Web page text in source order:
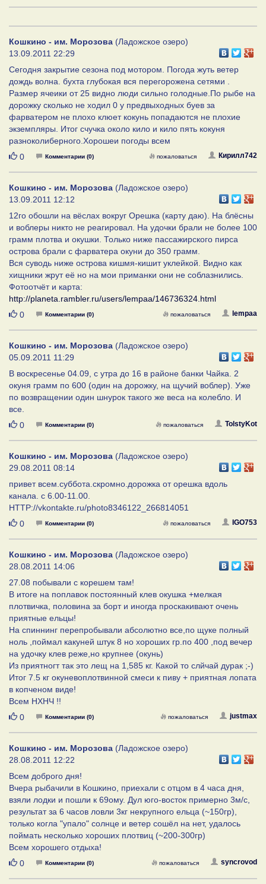
Кошкино - им. Морозова (Ладожское озеро)
13.09.2011 22:29
Сегодня закрытие сезона под мотором. Погода жуть ветер
дождь волна. бухта глубокая вся перегорожена сетями .
Размер ячеики от 25 видно люди сильно голодные.По рыбе на
дорожку сколько не ходил 0 у предвыходных буев за
фарватером не плохо клюет кокунь попадаются не плохие
экземпляры. Итог счучка около кило и кило пять кокуня
разноколиберного.Хорошеи погоды всем
Нравится
0 Комментарии (0) Кирилл742
пожаловаться
Кошкино - им. Морозова (Ладожское озеро)
13.09.2011 12:12
12го обошли на вёслах вокруг Орешка (карту даю). На блёсны
и воблеры никто не реагировал. На удочки брали не более 100
грамм плотва и окушки. Только ниже пассажирского пирса
острова брали с фарватера окуни до 350 грамм.
Вся суводь ниже острова кишмя-кишит уклейкой. Видно как
хищники жрут её но на мои приманки они не соблазнились.
Фотоотчёт и карта:
http://planeta.rambler.ru/users/lempaa/146736324.html
Нравится
0 Комментарии (0) lempaa
пожаловаться
Кошкино - им. Морозова (Ладожское озеро)
05.09.2011 11:29
В воскресенье 04.09, с утра до 16 в районе банки Чайка. 2
окуня грамм по 600 (один на дорожку, на щучий воблер). Уже
по возвращении один шнурок такого же веса на колебло. И
все.
Нравится
0 Комментарии (0) TolstyKot
пожаловаться
Кошкино - им. Морозова (Ладожское озеро)
29.08.2011 08:14
привет всем.суббота.скромно.дорожка от орешка вдоль
канала. с 6.00-11.00.
HTTP://vkontakte.ru/photo8346122_266814051
Нравится
0 Комментарии (0) IGO753
пожаловаться
Кошкино - им. Морозова (Ладожское озеро)
28.08.2011 14:06
27.08 побывали с корешем там!
В итоге на поплавок постоянный клев окушка +мелкая
плотвичка, половина за борт и иногда проскакивают очень
приятные ельцы!
На спиннинг перепробывали абсолютно все,по щуке полный
ноль ,поймал какуней штук 8 но хороших гр.по 400 ,под вечер
на удочку клев реже,но крупнее (окунь)
Из приятногт так это лещ на 1,585 кг. Какой то слйчай дурак ;-)
Итог 7.5 кг окуневоплотвинной смеси к пиву + приятная лопата
в копченом виде!
Всем НХНЧ !!
Нравится
0 Комментарии (0) justmax
пожаловаться
Кошкино - им. Морозова (Ладожское озеро)
28.08.2011 12:22
Всем доброго дня!
Вчера рыбачили в Кошкино, приехали с отцом в 4 часа дня,
взяли лодки и пошли к 69ому. Дул юго-восток примерно 3м/с,
результат за 6 часов ловли 3кг некрупного ельца (~150гр),
только когла "упало" солнце и ветер сошёл на нет, удалось
поймать несколько хороших плотвиц (~200-300гр)
Всем хорошего отдыха!
Нравится
0 Комментарии (0) syncrovod
пожаловаться